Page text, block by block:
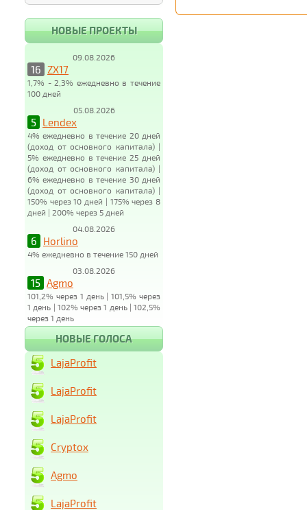
НОВЫЕ ПРОЕКТЫ
09.08.2026
16 ZX17
1,7% - 2,3% ежедневно в течение
100 дней
05.08.2026
5 Lendex
4% ежедневно в течение 20 дней
(доход от основного капитала) |
5% ежедневно в течение 25 дней
(доход от основного капитала) |
6% ежедневно в течение 30 дней
(доход от основного капитала) |
150% через 10 дней | 175% через 8
дней | 200% через 5 дней
04.08.2026
6 Horlino
4% ежедневно в течение 150 дней
03.08.2026
15 Agmo
101,2% через 1 день | 101,5% через
1 день | 102% через 1 день | 102,5%
через 1 день
НОВЫЕ ГОЛОСА
LajaProfit
LajaProfit
LajaProfit
Cryptox
Agmo
LajaProfit